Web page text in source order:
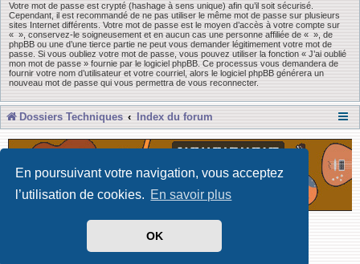
En poursuivant votre navigation, vous acceptez
l’utilisation de cookies. En savoir plus
OK
Votre mot de passe est crypté (hashage à sens unique) afin qu’il soit sécurisé.
Cependant, il est recommandé de ne pas utiliser le même mot de passe sur plusieurs
sites Internet différents. Votre mot de passe est le moyen d’accès à votre compte sur
« », conservez-le soigneusement et en aucun cas une personne affiliée de « », de
phpBB ou une d’une tierce partie ne peut vous demander légitimement votre mot de
passe. Si vous oubliez votre mot de passe, vous pouvez utiliser la fonction « J’ai oublié
mon mot de passe » fournie par le logiciel phpBB. Ce processus vous demandera de
fournir votre nom d’utilisateur et votre courriel, alors le logiciel phpBB générera un
nouveau mot de passe qui vous permettra de vous reconnecter.
Dossiers Techniques Index du forum
Développé par Forum Software © phpBB Limited